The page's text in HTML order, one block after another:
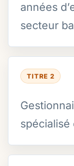
années
secteur
TITRE 2